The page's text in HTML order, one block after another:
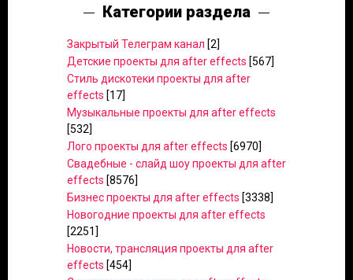
Категории раздела
Закрытый Телеграм канал [2]
Детские проекты для after effects [567]
Стиль дискотеки проекты для after
effects [17]
Музыкальные проекты для after effects
[532]
Лого проекты для after effects [6970]
Свадебные - слайд шоу проекты для after
effects [8576]
Бизнес проекты для after effects [3338]
Новогодние проекты для after effects
[2251]
Новости, трансляция проекты для after
effects [454]